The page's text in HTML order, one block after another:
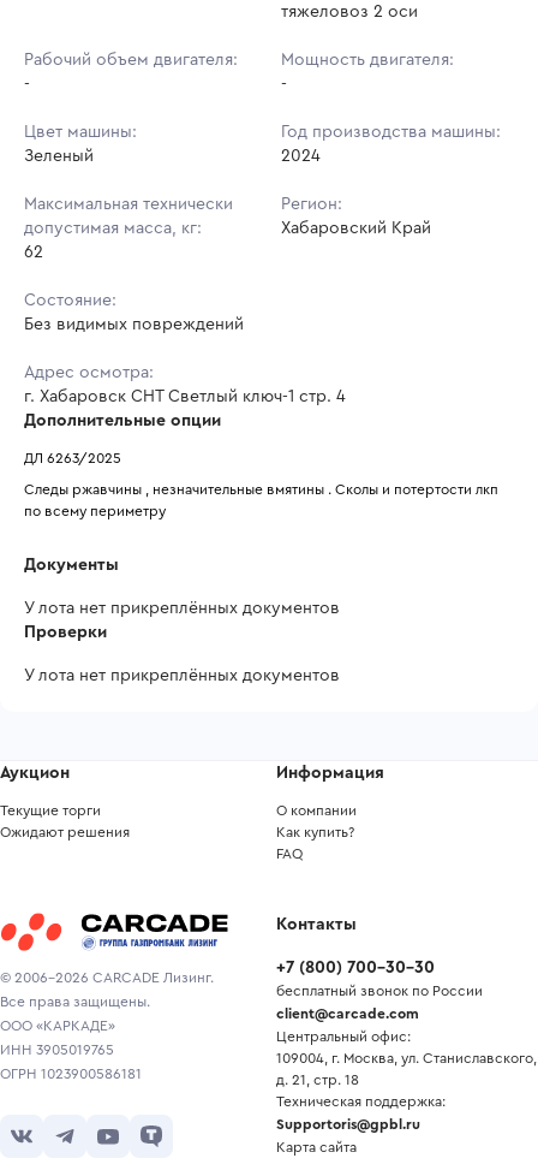
тяжеловоз 2 оси
Рабочий объем двигателя:
-
Мощность двигателя:
-
Цвет машины:
Зеленый
Год производства машины:
2024
Максимальная технически
допустимая масса, кг:
62
Регион:
Хабаровский Край
Состояние:
Без видимых повреждений
Адрес осмотра:
г. Хабаровск СНТ Светлый ключ-1 стр. 4
Дополнительные опции
ДЛ 6263/2025
Следы ржавчины , незначительные вмятины . Сколы и потертости лкп
по всему периметру
Документы
У лота нет прикреплённых документов
Проверки
У лота нет прикреплённых документов
© 2006-2026 CARCADE Лизинг.
Все права защищены.
ООО «КАРКАДЕ»
ИНН 3905019765
ОГРН 1023900586181
Аукцион
Текущие торги
Ожидают решения
Информация
О компании
Как купить?
FAQ
Контакты
+7 (800) 700-30-30
бесплатный звонок по России
client@carcade.com
Центральный офис:
109004, г. Москва, ул. Станиславского,
д. 21, стр. 18
Техническая поддержка:
Supportoris@gpbl.ru
Карта сайта